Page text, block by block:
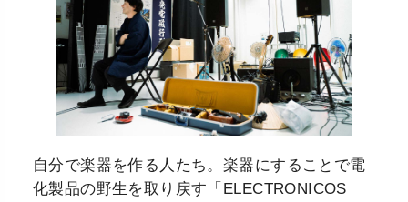
自分で楽器を作る人たち。楽器にすることで電
化製品の野生を取り戻す「ELECTRONICOS